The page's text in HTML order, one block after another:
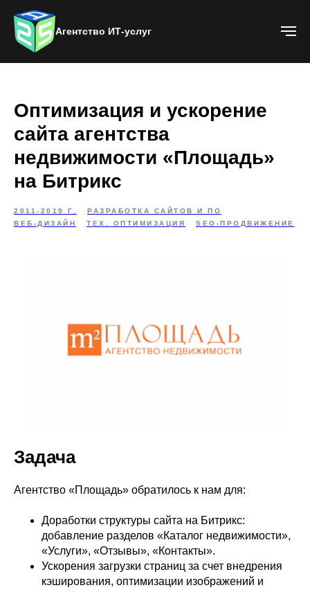
Агентство ИТ-услуг
Оптимизация и ускорение
сайта агентства
недвижимости «Площадь»
на Битрикс
2011-2019 Г.
РАЗРАБОТКА САЙТОВ И ПО
ВЕБ-ДИЗАЙН
ТЕХ. ОПТИМИЗАЦИЯ SEO-ПРОДВИЖЕНИЕ
Задача
Агентство «Площадь» обратилось к нам для:
Доработки структуры сайта на Битрикс:
добавление разделов «Каталог недвижимости»,
«Услуги», «Отзывы», «Контакты».
Ускорения загрузки страниц за счет внедрения
кэширования, оптимизации изображений и